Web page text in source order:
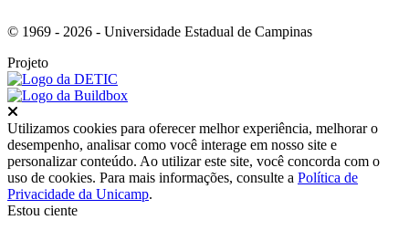
© 1969 - 2026 - Universidade Estadual de Campinas
Projeto
Utilizamos cookies para oferecer melhor experiência, melhorar o
desempenho, analisar como você interage em nosso site e
personalizar conteúdo. Ao utilizar este site, você concorda com o
uso de cookies. Para mais informações, consulte a Política de
Privacidade da Unicamp.
Estou ciente